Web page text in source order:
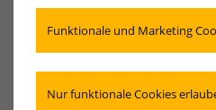
13.03.2023| Fachpresse LU
Kombispeicher WKS 300/
Der neue Weishaupt
Funktionale und Marketing
Nur funktionale Cookies